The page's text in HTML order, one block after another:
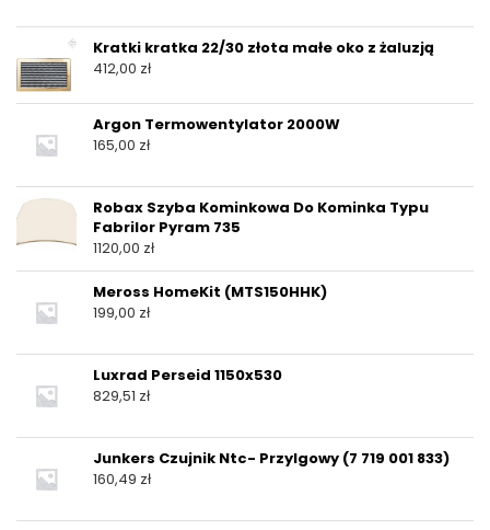
Kratki kratka 22/30 złota małe oko z żaluzją
412,00 zł
Argon Termowentylator 2000W
165,00 zł
Robax Szyba Kominkowa Do Kominka Typu
Fabrilor Pyram 735
1120,00 zł
Meross HomeKit (MTS150HHK)
199,00 zł
Luxrad Perseid 1150x530
829,51 zł
Junkers Czujnik Ntc- Przylgowy (7 719 001 833)
160,49 zł